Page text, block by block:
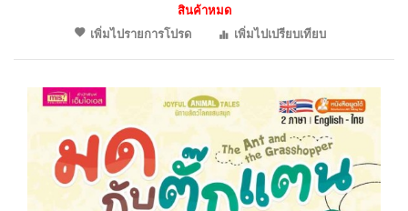
สินค้าหมด
เพิ่มไปรายการโปรด
เพิ่มไปเปรียบเทียบ